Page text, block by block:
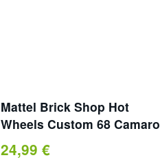
Mattel Brick Shop Hot
Wheels Custom 68 Camaro
JFT16
24,99 €